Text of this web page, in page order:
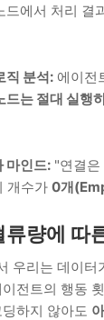
드에서 처리 결
직 분석: 에이전
드는 절대 실행
마인드: "연결
개수가 0개
류량에 따
우리는 데이터
전트의 행동
하지 않아도